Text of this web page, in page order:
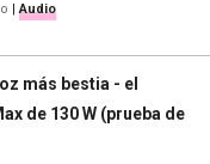
|Audio
más bestia - el
de 130 W (prueba de